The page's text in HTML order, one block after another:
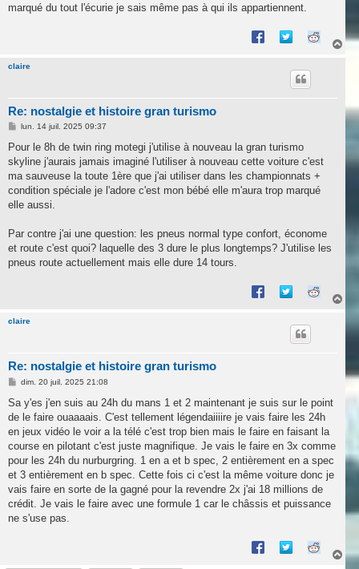
marqué du tout l'écurie je sais même pas à qui ils appartiennent.
H
claire
Re: nostalgie et histoire gran turismo
M
s
a
g
lun. 14 juil. 2025 09:37
Pour le 8h de twin ring motegi j'utilise à nouveau la gran turismo
skyline j'aurais jamais imaginé l'utiliser à nouveau cette voiture c'est
ma sauveuse la toute 1ère que j'ai utiliser dans les championnats +
condition spéciale je l'adore c'est mon bébé elle m'aura trop marqué
elle aussi.
Par contre j'ai une question: les pneus normal type confort, économe
et route c'est quoi? laquelle des 3 dure le plus longtemps? J'utilise les
pneus route actuellement mais elle dure 14 tours.
claire
Re: nostalgie et histoire gran turismo
M
s
a
g
e
dim. 20 juil. 2025 21:08
Sa y'es j'en suis au 24h du mans 1 et 2 maintenant je suis sur le point
de le faire ouaaaais. C'est tellement légendaiiiire je vais faire les 24h
en jeux vidéo le voir a la télé c'est trop bien mais le faire en faisant la
course en pilotant c'est juste magnifique. Je vais le faire en 3x comme
pour les 24h du nurburgring. 1 en a et b spec, 2 entièrement en a spec
et 3 entièrement en b spec. Cette fois ci c'est la même voiture donc je
vais faire en sorte de la gagné pour la revendre 2x j'ai 18 millions de
crédit. Je vais le faire avec une formule 1 car le châssis et puissance
ne s'use pas.
H